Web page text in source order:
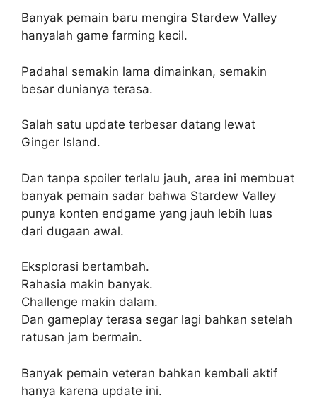
Banyak pemain baru mengira Stardew Valley
hanyalah game farming kecil.
Padahal semakin lama dimainkan, semakin
besar dunianya terasa.
Salah satu update terbesar datang lewat
Ginger Island.
Dan tanpa spoiler terlalu jauh, area ini membuat
banyak pemain sadar bahwa Stardew Valley
punya konten endgame yang jauh lebih luas
dari dugaan awal.
Eksplorasi bertambah.
Rahasia makin banyak.
Challenge makin dalam.
Dan gameplay terasa segar lagi bahkan setelah
ratusan jam bermain.
Banyak pemain veteran bahkan kembali aktif
hanya karena update ini.